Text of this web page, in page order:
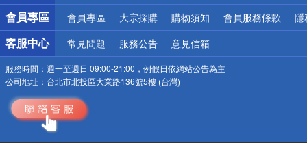
會員專區 會員專區 大宗採購 購物須知 會員服務條款 隱
客服中心 常見問題 服務公告 意見信箱
服務時間： 週一至週日 09:00-21:00，例假日依網站公告為主
公司地址： 台北市北投區大業路136號5樓 (台灣)